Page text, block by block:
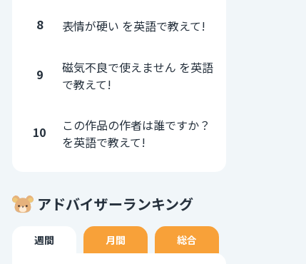
8 表情が硬い を英語で教えて!
9
磁気不良で使えません を英語
で教えて!
10
この作品の作者は誰ですか？
を英語で教えて!
アドバイザーランキング
週間 月間 総合